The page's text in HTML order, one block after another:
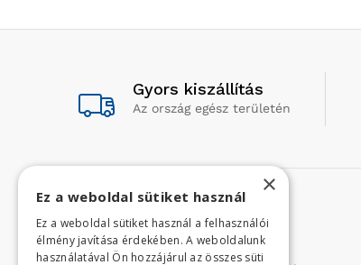
Gyors kiszállítás
Az ország egész területén
Rólunk
Profilunk a mezőgazdasági, kerti
×
Ez a weboldal sütiket használ
Ez a weboldal sütiket használ a felhasználói
élmény javítása érdekében. A weboldalunk
használatával Ön hozzájárul az összes süti